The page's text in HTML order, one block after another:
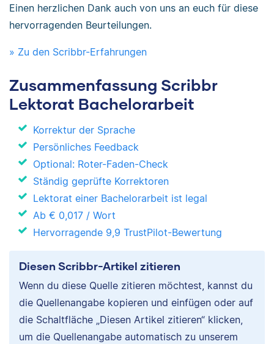
Einen herzlichen Dank auch von uns an euch für diese
hervorragenden Beurteilungen.
» Zu den Scribbr-Erfahrungen
Zusammenfassung Scribbr
Lektorat Bachelorarbeit
Korrektur der Sprache
Persönliches Feedback
Optional: Roter-Faden-Check
Ständig geprüfte Korrektoren
Lektorat einer Bachelorarbeit ist legal
Ab€ 0,017 / Wort
Hervorragende 9,9 TrustPilot-Bewertung
Diesen Scribbr-Artikel zitieren
Wenn du diese Quelle zitieren möchtest, kannst du
die Quellenangabe kopieren und einfügen oder auf
die Schaltfläche „Diesen Artikel zitieren“ klicken,
um die Quellenangabe automatisch zu unserem